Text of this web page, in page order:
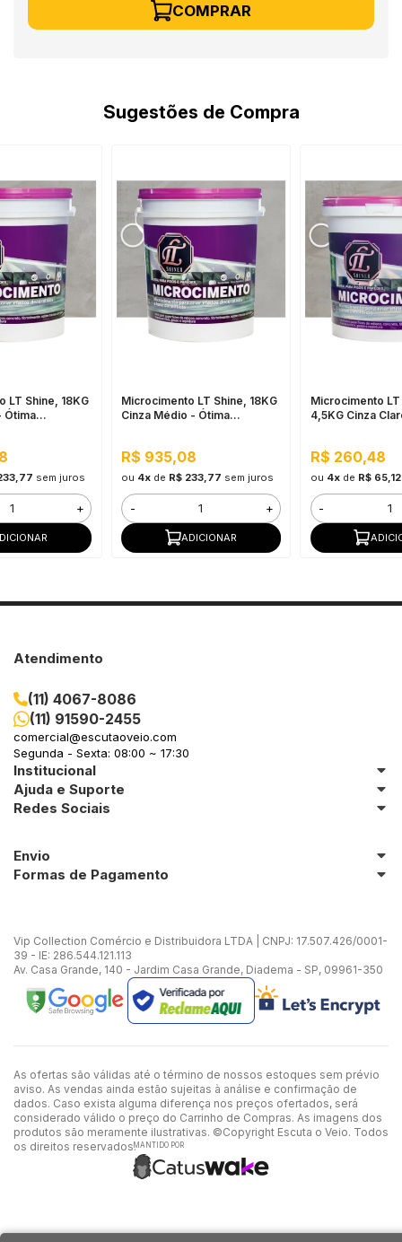
COMPRAR
Sugestões de Compra
LT Shine, 18KG
Ótima
sem juros
+
Microcimento LT Shine, 18KG
Cinza Médio - Ótima
R$ 935,08
ou 4x de R$ 233,77 sem juros
- +
ADICIONAR
Microcimento LT
4,5KG Cinza
R$ 260,48
ou 4xde R$ 65,12
-
Atendimento
(11) 4067-8086
(11) 91590-2455
comercial@escutaoveio.com
Segunda - Sexta: 08:00 ~ 17:30
Institucional
Ajuda e Suporte
Redes Sociais
Envio
Formas de Pagamento
Vip Collection Comércio e Distribuidora LTDA | CNPJ: 17.507.426/0001-
39 - IE: 286.544.121.113
Av. Casa Grande, 140 - Jardim Casa Grande, Diadema - SP, 09961-350
As ofertas são válidas até o término de nossos estoques sem prévio
aviso. As vendas ainda estão sujeitas à análise e confirmação de
dados. Caso exista alguma diferença nos preços ofertados, será
considerado válido o preço do Carrinho de Compras. As imagens dos
produtos são meramente ilustrativas. ©Copyright Escuta o Veio. Todos
os direitos reservados.MANTIDO POR